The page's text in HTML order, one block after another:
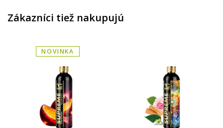
Zákazníci tiež nakupujú
NOVINKA